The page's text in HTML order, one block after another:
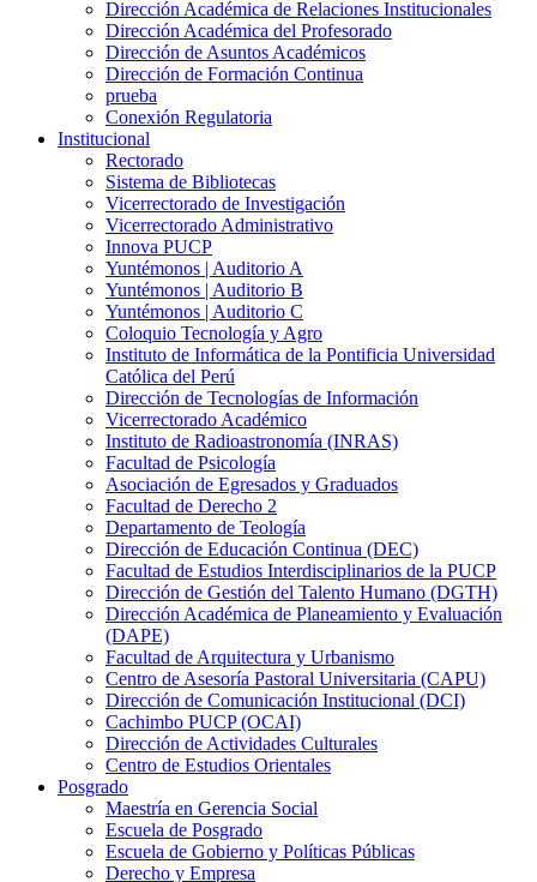
Dirección Académica de Relaciones Institucionales
Dirección Académica del Profesorado
Dirección de Asuntos Académicos
Dirección de Formación Continua
prueba
Conexión Regulatoria
Institucional
Rectorado
Sistema de Bibliotecas
Vicerrectorado de Investigación
Vicerrectorado Administrativo
Innova PUCP
Yuntémonos | Auditorio A
Yuntémonos | Auditorio B
Yuntémonos | Auditorio C
Coloquio Tecnología y Agro
Instituto de Informática de la Pontificia Universidad
Católica del Perú
Dirección de Tecnologías de Información
Vicerrectorado Académico
Instituto de Radioastronomía (INRAS)
Facultad de Psicología
Asociación de Egresados y Graduados
Facultad de Derecho 2
Departamento de Teología
Dirección de Educación Continua (DEC)
Facultad de Estudios Interdisciplinarios de la PUCP
Dirección de Gestión del Talento Humano (DGTH)
Dirección Académica de Planeamiento y Evaluación
(DAPE)
Facultad de Arquitectura y Urbanismo
Centro de Asesoría Pastoral Universitaria (CAPU)
Dirección de Comunicación Institucional (DCI)
Cachimbo PUCP (OCAI)
Dirección de Actividades Culturales
Centro de Estudios Orientales
Posgrado
Maestría en Gerencia Social
Escuela de Posgrado
Escuela de Gobierno y Políticas Públicas
Derecho y Empresa